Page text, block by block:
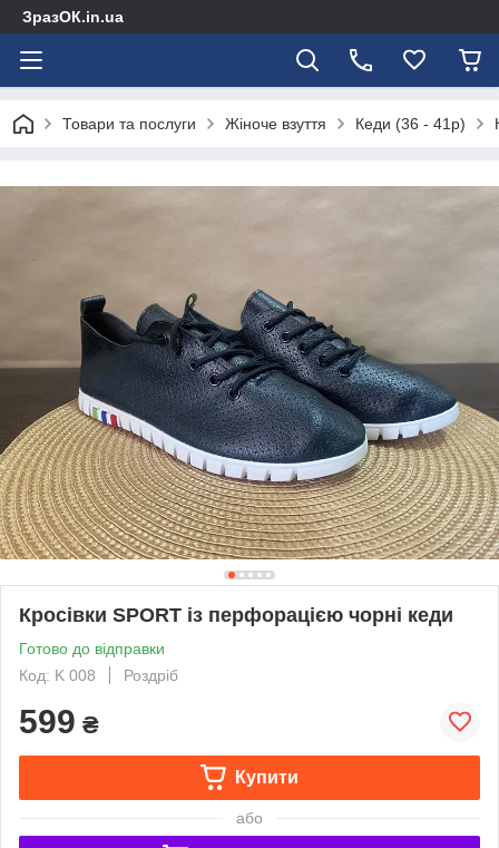
ЗразОК.in.ua
Товари та послуги Жіноче взуття Кеди (36 - 41р)
Кросівки SPORT із перфорацією чорні кеди
Готово до відправки
Код: K 008
Роздріб
599 ₴
Купити
або